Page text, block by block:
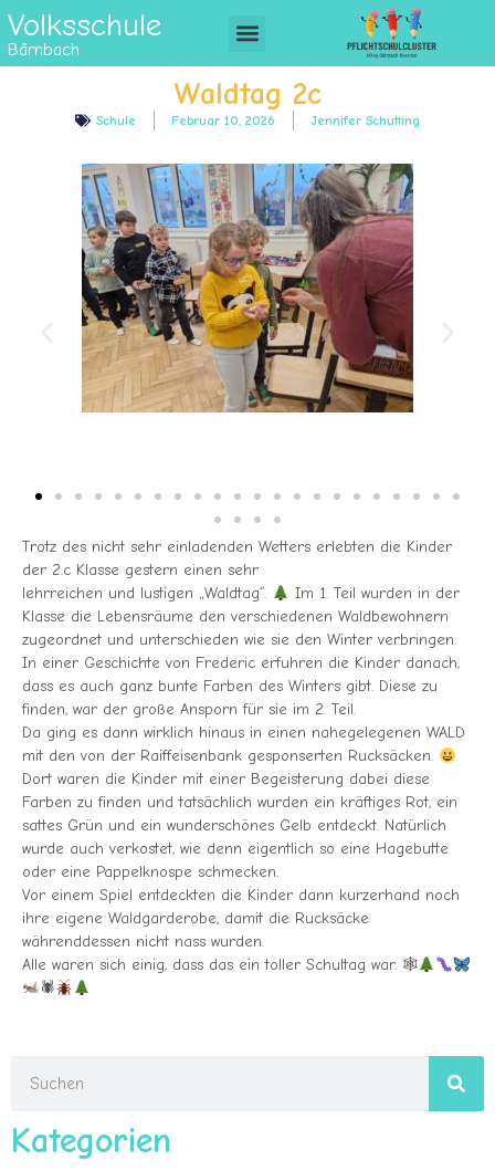
Volksschule
Bärnbach
Waldtag 2c
Schule Februar 10, 2026 Jennifer Schutting
Trotz des nicht sehr einladenden Wetters erlebten die Kinder
der 2.c Klasse gestern einen sehr
lehrreichen und lustigen „Waldtag“.
Im 1. Teil wurden in der
Klasse die Lebensräume den verschiedenen Waldbewohnern
zugeordnet und unterschieden wie sie den Winter verbringen.
In einer Geschichte von Frederic erfuhren die Kinder danach,
dass es auch ganz bunte Farben des Winters gibt. Diese zu
finden, war der große Ansporn für sie im 2. Teil.
Da ging es dann wirklich hinaus in einen nahegelegenen WALD
mit den von der Raiffeisenbank gesponserten Rucksäcken.
Dort waren die Kinder mit einer Begeisterung dabei diese
Farben zu finden und tatsächlich wurden ein kräftiges Rot, ein
sattes Grün und ein wunderschönes Gelb entdeckt. Natürlich
wurde auch verkostet, wie denn eigentlich so eine Hagebutte
oder eine Pappelknospe schmecken.
Vor einem Spiel entdeckten die Kinder dann kurzerhand noch
ihre eigene Waldgarderobe, damit die Rucksäcke
währenddessen nicht nass wurden.
Alle waren sich einig, dass das ein toller Schultag war. 🕸
🕷
Kategorien